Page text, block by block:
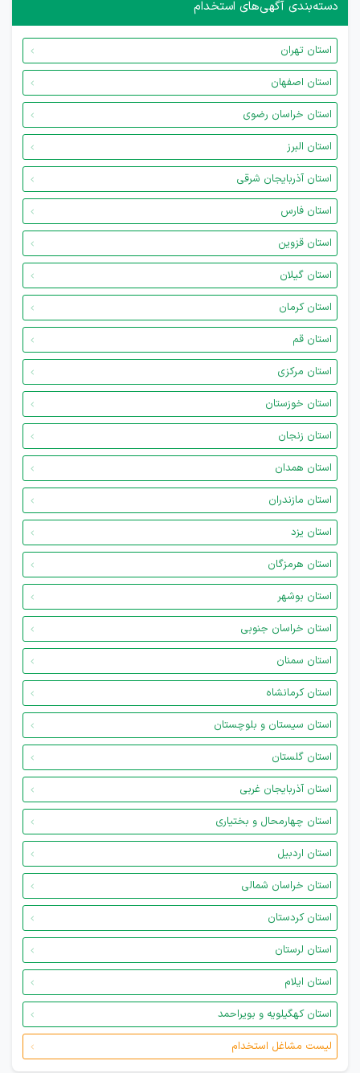
دسته‌بندی آگهی‌های استخدام
استان تهران
استان اصفهان
استان خراسان رضوی
استان البرز
استان آذربایجان شرقی
استان فارس
استان قزوین
استان گیلان
استان کرمان
استان قم
استان مرکزی
استان خوزستان
استان زنجان
استان همدان
استان مازندران
استان یزد
استان هرمزگان
استان بوشهر
استان خراسان جنوبی
استان سمنان
استان کرمانشاه
استان سیستان و بلوچستان
استان گلستان
استان آذربایجان غربی
استان چهارمحال و بختیاری
استان اردبیل
استان خراسان شمالی
استان کردستان
استان لرستان
استان ایلام
استان کهگیلویه و بویراحمد
لیست مشاغل استخدام